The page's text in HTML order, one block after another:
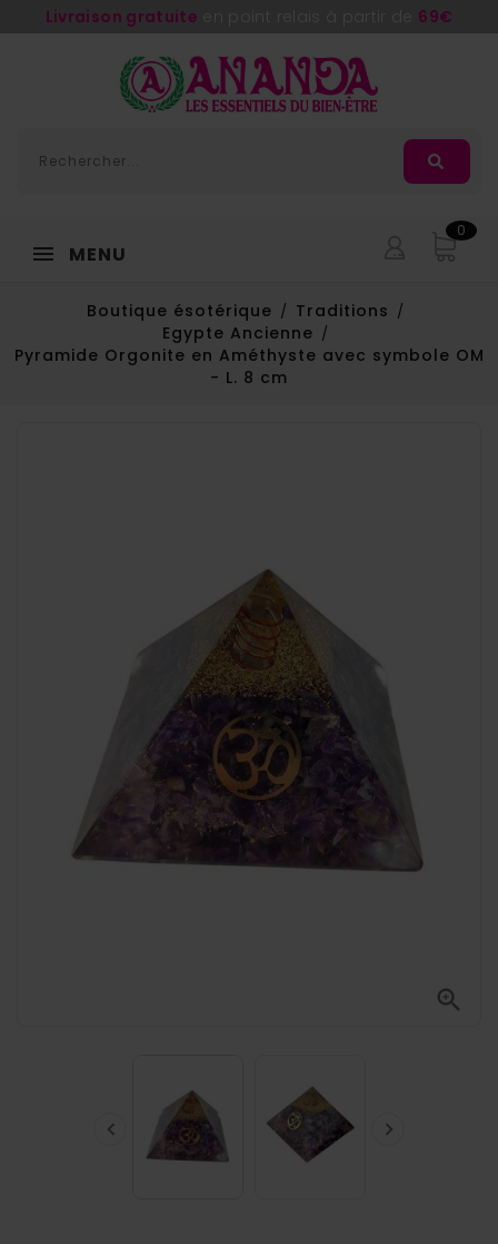
Livraison gratuite 69€
MENU
0
Boutique ésotérique
Traditions
Egypte Ancienne
Pyramide Orgonite en Améthyste avec symbole OM
- L. 8 cm

 